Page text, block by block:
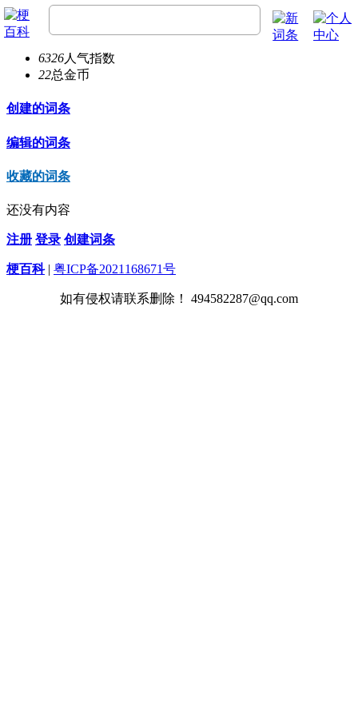
LeoY
6326人气指数
22总金币
创建的词条
编辑的词条
收藏的词条
还没有内容
注册 登录 创建词条
梗百科 | 粤ICP备2021168671号
如有侵权请联系删除！ 494582287@qq.com